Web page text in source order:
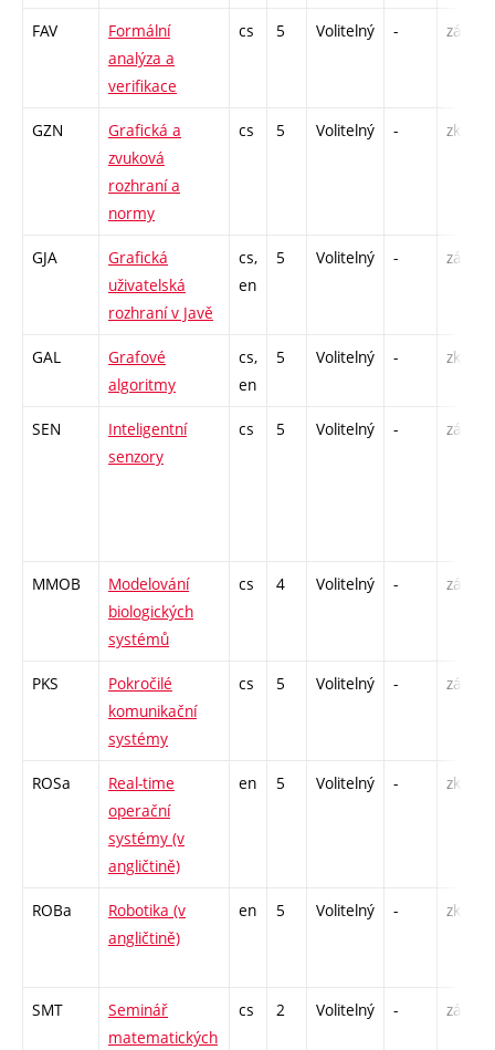
FAV
Formální
analýza a
verifikace
cs 5 Volitelný - zá,zk
GZN
Grafická a
zvuková
rozhraní a
normy
cs 5 Volitelný - zk
GJA
Grafická
uživatelská
rozhraní v Javě
cs,
en
5 Volitelný - zá,zk
GAL
Grafové
algoritmy
cs,
en
5 Volitelný - zk
SEN
Inteligentní
senzory
cs 5 Volitelný - zá,zk
MMOB
Modelování
biologických
systémů
cs 4 Volitelný - zá,zk
PKS
Pokročilé
komunikační
systémy
cs 5 Volitelný - zá,zk
ROSa
Real-time
operační
systémy (v
angličtině)
en 5 Volitelný - zk
ROBa
Robotika (v
angličtině)
en 5 Volitelný - zk
SMT
Seminář
matematických
cs 2 Volitelný - zá